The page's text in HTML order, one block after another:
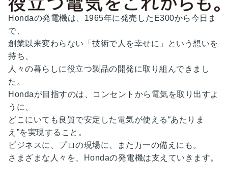
Hondaの発電機は、1965年に発売したE300から今日ま
で、
創業以来変わらない「技術で人を幸せに」という想いを
持ち、
人々の暮らしに役立つ製品の開発に取り組んできまし
た。
Hondaが目指すのは、コンセントから電気を取り出すよ
うに、
どこにいても良質で安定した電気が使える“あたりま
え”を実現すること。
ビジネスに、プロの現場に、また万一の備えにも。
さまざまな人々を、Hondaの発電機は支えていきます。